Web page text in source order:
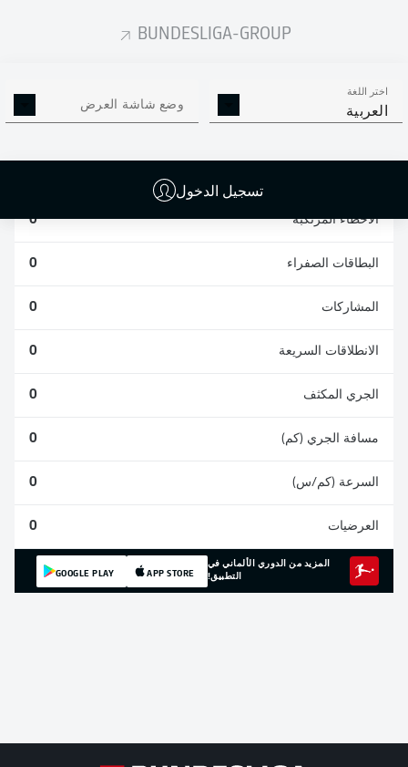
BUNDESLIGA-GROUP
اختر اللغة
العربية وضع شاشة العرض
تسجيل الدخول
إحصائيات موسم 2023/2024
الافتكاكات الناجحة
الأخطاء المرتكبة 0
البطاقات الصفراء 0
المشاركات 0
الانطلاقات السريعة 0
الجري المكثف 0
مسافة الجري (كم) 0
السرعة (كم/س) 0
العرضيات 0
المزيد من الدوري الألماني في
التطبيق!
APP STORE
GOOGLE PLAY